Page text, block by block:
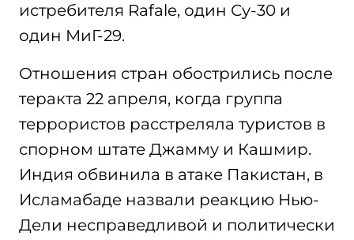
истребителя Rafale, один Су-30 и
один МиГ-29.
Отношения стран обострились после
теракта 22 апреля, когда группа
террористов расстреляла туристов в
спорном штате Джамму и Кашмир.
Индия обвинила в атаке Пакистан, в
Исламабаде назвали реакцию Нью-
Дели несправедливой и политически